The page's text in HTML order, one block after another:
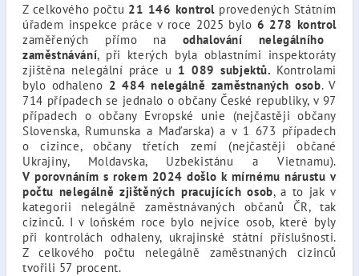
Z celkového počtu 21 146 kontrolprovedených Státním
úřadem inspekce práce v roce 2025 bylo 6 278 kontrol
zaměřených přímo na odhalování nelegálního
zaměstnávání, při kterých byla oblastními inspektoráty
zjištěna nelegální práce u 1 089 subjektů. Kontrolami
bylo odhaleno 2 484 nelegálně zaměstnaných osob. V
714 případech se jednalo o občany České republiky, v 97
případech o občany Evropské unie (nejčastěji občany
Slovenska, Rumunska a Maďarska)a v 1 673 případech
o cizince, občany třetích zemí (nejčastěji občané
Ukrajiny, Moldavska, Uzbekistánu a Vietnamu).
V porovnáním s rokem 2024 došlo k mírnému nárustu v
počtu nelegálně zjištěných pracujících osob, a to jak v
kategorii nelegálně zaměstnávaných občanů ČR, tak
cizinců. I v loňském roce bylo nejvíce osob, které byly
při kontrolách odhaleny, ukrajinské státní příslušnosti.
Z celkového počtu nelegálně zaměstnaných cizinců
tvořili 57 procent.